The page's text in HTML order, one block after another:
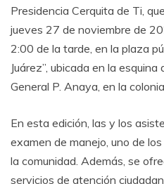
Presidencia Cerquita de Ti,
jueves 27 de noviembre de
2:00 de la tarde, en la plaza
Juárez”, ubicada en la
General P. Anaya, en la
En esta edición, las y los
examen de manejo, uno de
la comunidad. Además, se
servicios de atención